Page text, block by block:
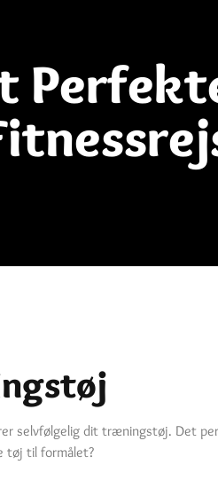
selvfølgelig dit træningstøj. Det
tøj til formålet?